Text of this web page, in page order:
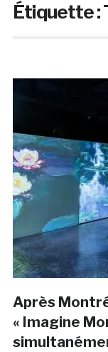
Étiquette :
Après
« Imagine